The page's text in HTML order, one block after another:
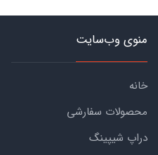
منوی وب‌سایت
خانه
محصولات سفارشی
دراپ شیپینگ